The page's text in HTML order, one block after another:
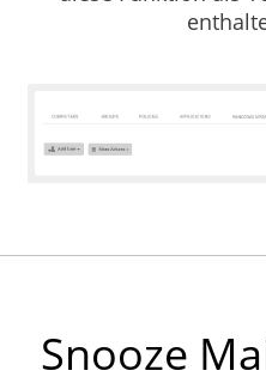
Snooze